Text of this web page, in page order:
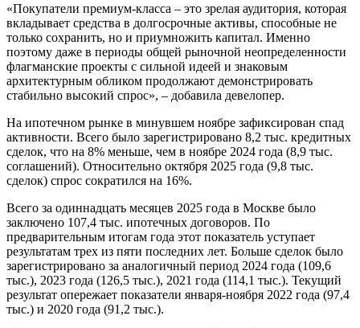
«Покупатели премиум-класса – это зрелая аудитория, которая
вкладывает средства в долгосрочные активы, способные не
только сохранить, но и приумножить капитал. Именно
поэтому даже в периоды общей рыночной неопределенности
флагманские проекты с сильной идеей и знаковым
архитектурным обликом продолжают демонстрировать
стабильно высокий спрос», – добавила девелопер.
На ипотечном рынке в минувшем ноябре зафиксирован спад
активности. Всего было зарегистрировано 8,2 тыс. кредитных
сделок, что на 8% меньше, чем в ноябре 2024 года (8,9 тыс.
соглашений). Относительно октября 2025 года (9,8 тыс.
сделок) спрос сократился на 16%.
Всего за одиннадцать месяцев 2025 года в Москве было
заключено 107,4 тыс. ипотечных договоров. По
предварительным итогам года этот показатель уступает
результатам трех из пяти последних лет. Больше сделок было
зарегистрировано за аналогичный период 2024 года (109,6
тыс.), 2023 года (126,5 тыс.), 2021 года (114,1 тыс.). Текущий
результат опережает показатели января-ноября 2022 года (97,4
тыс.) и 2020 года (91,2 тыс.).